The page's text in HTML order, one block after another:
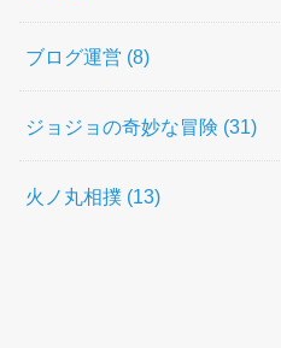
ブログ運営 (8)
ジョジョの奇妙な冒険 (31)
火ノ丸相撲 (13)